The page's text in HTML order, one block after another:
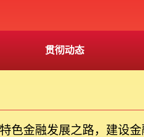
贯彻动态
色金融发展之路，建设金